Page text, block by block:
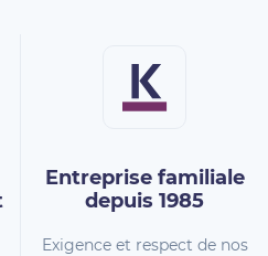
Entreprise familiale
depuis 1985
Exigence et respect de nos